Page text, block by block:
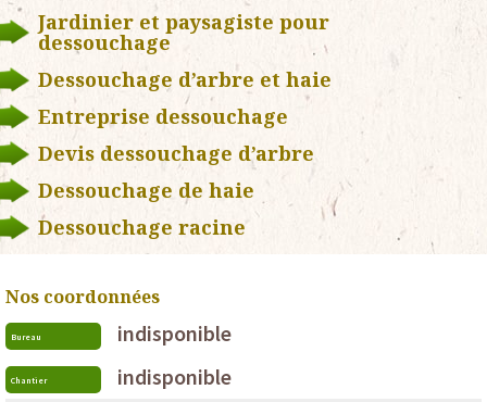
Jardinier et paysagiste pour
dessouchage
Dessouchage d’arbre et haie
Entreprise dessouchage
Devis dessouchage d’arbre
Dessouchage de haie
Dessouchage racine
Nos coordonnées
Bureau indisponible
Chantier indisponible